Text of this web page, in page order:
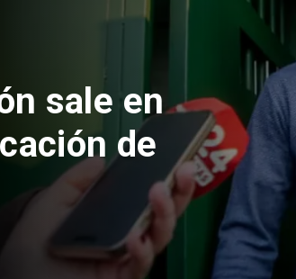
formalizan